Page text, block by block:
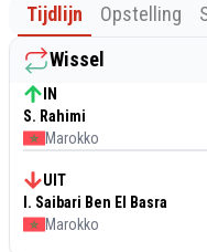
Tijdlijn Opstelling
Wissel
IN
S. Rahimi
Marokko
UIT
I. Saibari Ben El Basra
Marokko